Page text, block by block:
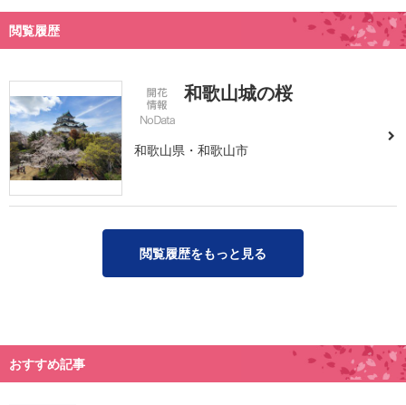
閲覧履歴
和歌山城の桜
和歌山県・和歌山市
閲覧履歴をもっと見る
おすすめ記事